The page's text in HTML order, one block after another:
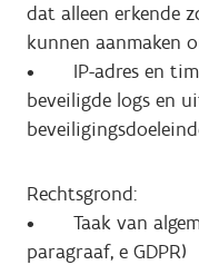
dat alleen erkende
kunnen aanmaken
• IP-adres en
beveiligde logs en
Rechtsgrond:
• Taak van
paragraaf, e GDPR)